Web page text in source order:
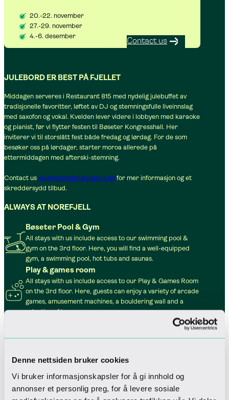
Denne nettsiden bruker cookies
Vi bruker informasjonskapsler for å gi innhold og
annonser et personlig preg, for å levere sosiale
20.-22. november
27.-29. november
4.-6. desember
Contact us
JULEBORD ER BEST PÅ FJELLET
Middagen serveres i Restaurant 815 med nydelig julebuffet av
tradisjonelle favoritter, løftet av DJ og stemningsfulle liveinnslag
med saxofon og vokal. Kvelden lever videre i lobbyen med karaoke
og pianist, før vi flytter festen til Bøseter Kongresshall. Her
inviterer vi til storslått fest både fredag og lørdag. For de som
besøker oss på lørdager, starter moroa allerede på
ettermiddagen med afterski-stemning.
Contact us salg@norefjellskiogspa.no for mer informasjon og et
skreddersydd tilbud.
ALWAYS AT NOREFJELL
Bøseter Pool & Gym
All stays with us include access to our swimming pool &
gym on the 3rd floor. Here, you will find a well-equipped
gym, a swimming pool, hot tubs and saunas.
Play & games room
All stays with us include access to our Play & Games Room
on the 3rd floor. Here, guests can enjoy a variety of arcade
games, amusement machines, a bouldering wall and a
selection of toys.
Wi-fi
Complimentary wireless internet is available throughout
the hotel. The service is free for all guests and does not
require a password.